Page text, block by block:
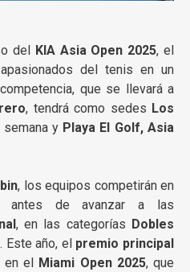
del KIA Asia Open 2025, el
del tenis en un
que se llevará a
, tendrá como sedes Los
y Playa El Golf, Asia
, los equipos competirán en
antes de avanzar a las
, en las categorías Dobles
. Este año, el premio principal
en el
Miami Open 2025, que